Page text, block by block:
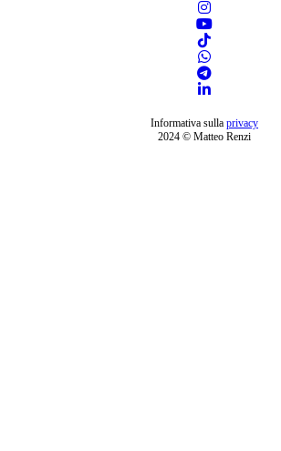
Informativa sulla privacy
2024 © Matteo Renzi